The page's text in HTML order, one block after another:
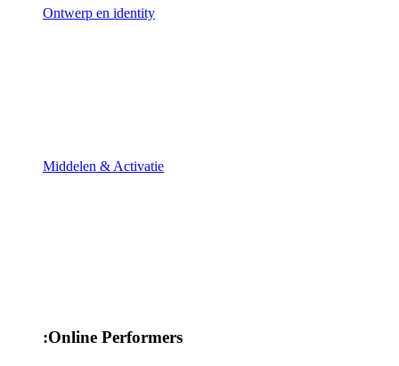
Ontwerp en identity
Middelen & Activatie
:Online Performers